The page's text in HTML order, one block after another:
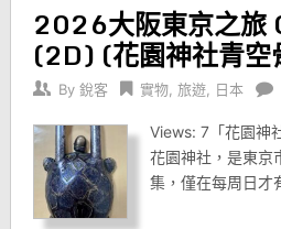
2026大阪東京之
(2D) (花園神社青空
By 銳客 實物, 旅遊, 日本
Views: 7「花園神
花園神社，是東京
集，僅在每周日